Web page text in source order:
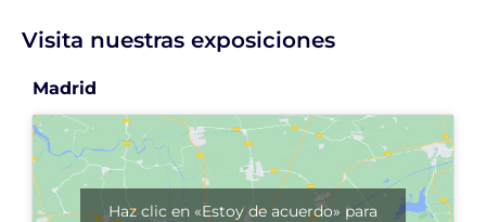
Visita nuestras exposiciones
Madrid
Haz clic en «Estoy de acuerdo» para